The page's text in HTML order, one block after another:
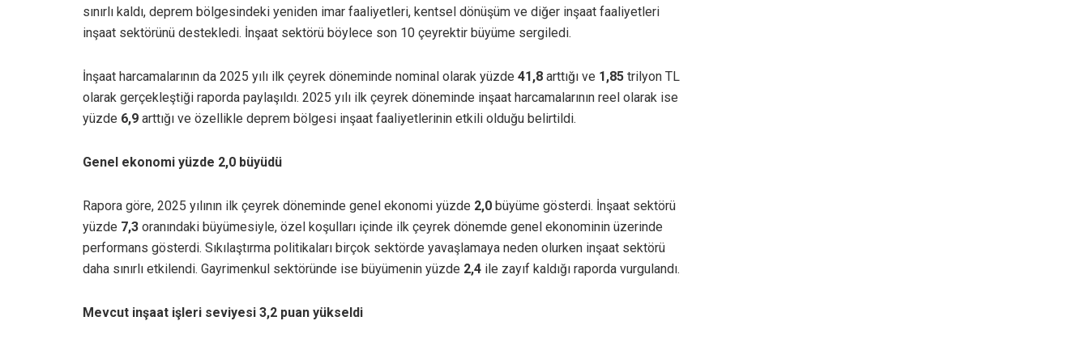
sınırlı kaldı, deprem bölgesindeki yeniden imar faaliyetleri, kentsel dönüşüm ve diğer inşaat faaliyetleri
inşaat sektörünü destekledi. İnşaat sektörü böylece son 10 çeyrektir büyüme sergiledi.
İnşaat harcamalarının da 2025 yılı ilk çeyrek döneminde nominal olarak yüzde 41,8 arttığı ve 1,85 trilyon TL
olarak gerçekleştiği raporda paylaşıldı. 2025 yılı ilk çeyrek döneminde inşaat harcamalarının reel olarak ise
yüzde 6,9 arttığı ve özellikle deprem bölgesi inşaat faaliyetlerinin etkili olduğu belirtildi.
Genel ekonomi yüzde 2,0 büyüdü
Rapora göre, 2025 yılının ilk çeyrek döneminde genel ekonomi yüzde 2,0 büyüme gösterdi. İnşaat sektörü
yüzde 7,3 oranındaki büyümesiyle, özel koşulları içinde ilk çeyrek dönemde genel ekonominin üzerinde
performans gösterdi. Sıkılaştırma politikaları birçok sektörde yavaşlamaya neden olurken inşaat sektörü
daha sınırlı etkilendi. Gayrimenkul sektöründe ise büyümenin yüzde 2,4 ile zayıf kaldığı raporda vurgulandı.
Mevcut inşaat işleri seviyesi 3,2 puan yükseldi